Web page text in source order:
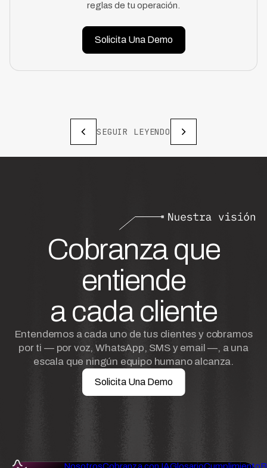
reglas de tu operación.
Solicita Una Demo
SEGUIR LEYENDO
Cobranza que
entiende
a cada cliente
Entendemos a cada uno de tus clientes y cobramos
por ti — por voz, WhatsApp, SMS y email —, a una
escala que ningún equipo humano alcanza.
Solicita Una Demo
NosotrosCobranza con IAGlosarioCumplimiento